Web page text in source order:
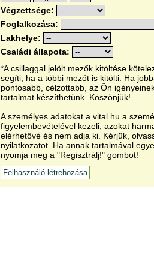
Végzettsége:
Foglalkozása:
Lakhelye:
Családi állapota:
*A csillaggal jelölt mezők kitöltése
segíti, ha a többi mezőt is kitölti. Ha
pontosabb, célzottabb, az Ön
tartalmat készíthetünk. Köszönjük!
A személyes adatokat a vital.hu a
figyelembevételével kezeli, azokat
elérhetővé és nem adja ki. Kérjük,
nyilatkozatot. Ha annak tartalmával
nyomja meg a "Regisztrálj!" gombot!